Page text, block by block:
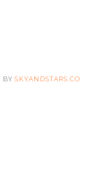
BY SKYANDSTARS.CO